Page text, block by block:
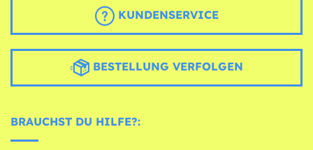
KUNDENSERVICE
BESTELLUNG VERFOLGEN
BRAUCHST DU HILFE?: